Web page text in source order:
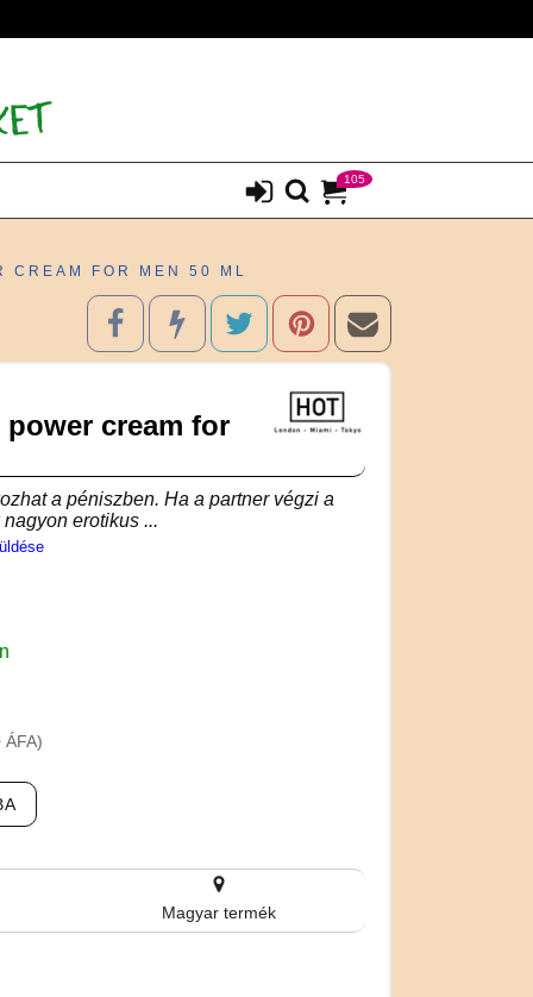
105
CREAM FOR MEN 50 ML
cream for
a péniszben. Ha a partner végzi a
erotikus ...
ÁFA)
Magyar termék